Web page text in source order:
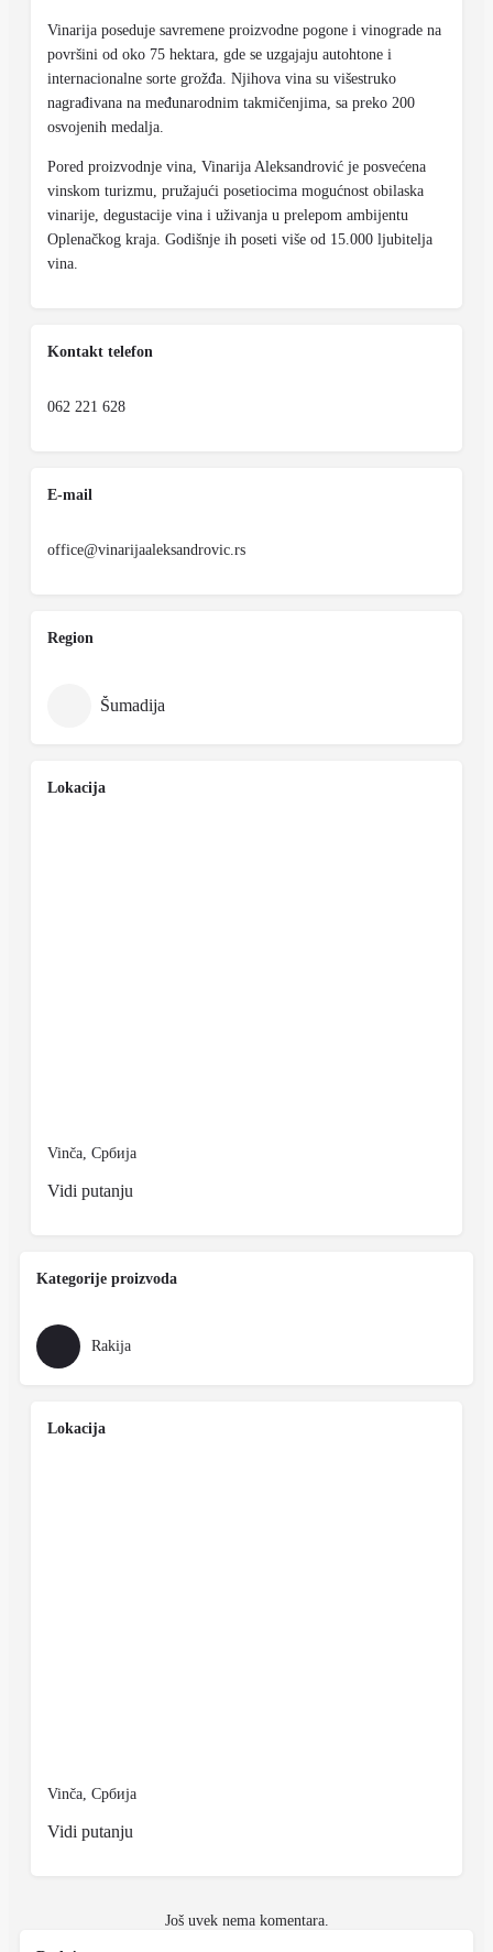
Vinarija poseduje savremene proizvodne pogone i vinograde na
površini od oko 75 hektara, gde se uzgajaju autohtone i
internacionalne sorte grožđa. Njihova vina su višestruko
nagrađivana na međunarodnim takmičenjima, sa preko 200
osvojenih medalja.
Pored proizvodnje vina, Vinarija Aleksandrović je posvećena
vinskom turizmu, pružajući posetiocima mogućnost obilaska
vinarije, degustacije vina i uživanja u prelepom ambijentu
Oplenačkog kraja. Godišnje ih poseti više od 15.000 ljubitelja
vina.
Kontakt telefon
062 221 628
E-mail
office@vinarijaaleksandrovic.rs
Region
Šumadija
Lokacija
Vinča, Србија
Vidi putanju
Kategorije proizvoda
Rakija
Lokacija
Vinča, Србија
Vidi putanju
Još uvek nema komentara.